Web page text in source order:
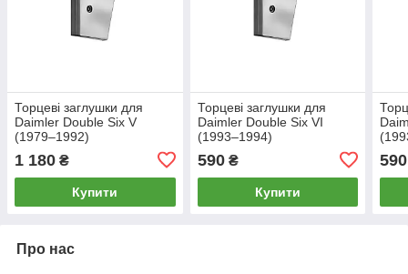
Торцеві заглушки для
Daimler Double Six V
(1979–1992)
1 180 ₴
Купити
Торцеві заглушки для
Daimler Double Six VI
(1993–1994)
590₴
Купити
590
Про нас